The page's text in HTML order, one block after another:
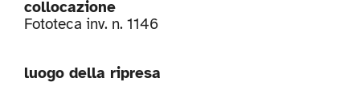
collocazione
Fototeca inv. n. 1146
luogo della ripresa